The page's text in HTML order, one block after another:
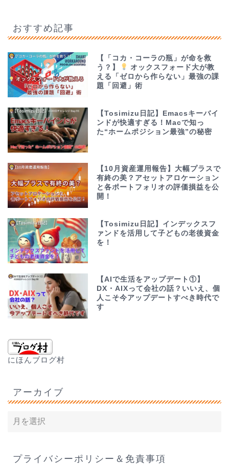
おすすめ記事
【「コカ・コーラの瓶」が命を救
う？】
オックスフォード大が教
える「ゼロから作らない」最強の課
題「回避」術
【Tosimizu日記】Emacsキーバイ
ンドが快適すぎる！Macで知っ
た“ホームポジション最強”の秘密
【10月資産運用報告】大幅プラスで
有終の美？アセットアロケーション
と各ポートフォリオの評価損益を公
開！
【Tosimizu日記】インデックスフ
ァンドを活用して子どもの老後資金
を！
【AIで生活をアップデート①】
DX・AIXって会社の話？いいえ、個
人こそ今アップデートすべき時代で
す
にほんブログ村
アーカイブ
プライバシーポリシー＆免責事項